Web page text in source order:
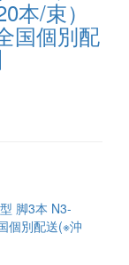
本/束）
国個別配